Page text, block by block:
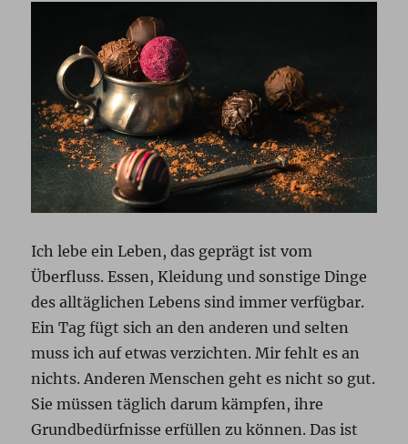
Ich lebe ein Leben, das geprägt ist vom
Überfluss. Essen, Kleidung und sonstige Dinge
des alltäglichen Lebens sind immer verfügbar.
Ein Tag fügt sich an den anderen und selten
muss ich auf etwas verzichten. Mir fehlt es an
nichts. Anderen Menschen geht es nicht so gut.
Sie müssen täglich darum kämpfen, ihre
Grundbedürfnisse erfüllen zu können. Das ist